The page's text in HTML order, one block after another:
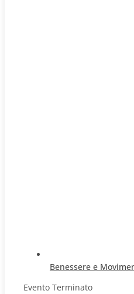
Benessere e
Evento Terminato